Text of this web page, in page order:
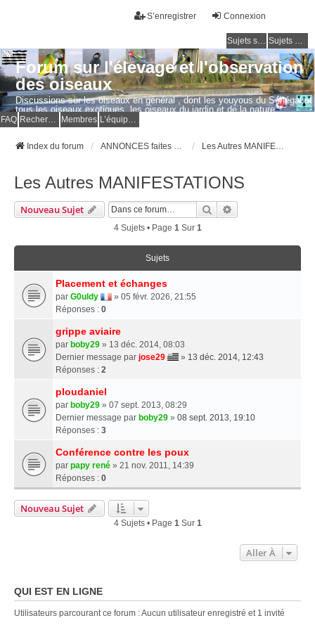
Connexion
S’enregistrer
Sujets sans réponse Sujets actifs
Forum sur l'élevage et l'observation
des oiseaux
Discussions sur les oiseaux en général , dont les youyous du Sénégal et
tous les oiseaux exotiques, les oiseaux du jardin et de la nature.
Questions, photos, expériences.
FAQ Membres
Index du forum
Les Autres MANIFESTATIONS
Nouveau Sujet Rechercher
4 Sujets • Page 1 Sur 1
Sujets
Placement et échanges
par G0uldy
» 05 févr. 2026, 21:55
Réponses : 0
grippe aviaire
par boby29 » 13 déc. 2014, 08:03
Dernier message par jose29 » 13 déc. 2014, 12:43
Réponses : 2
ploudaniel
par boby29 » 07 sept. 2013, 08:29
Dernier message par boby29 » 08 sept. 2013, 19:10
Réponses : 3
Conférence contre les poux
par papy rené » 21 nov. 2011, 14:39
Réponses : 0
Nouveau Sujet
4 Sujets • Page 1 Sur 1
Aller À
QUI EST EN LIGNE
Utilisateurs parcourant ce forum : Aucun utilisateur enregistré et 1 invité